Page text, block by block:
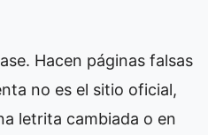
Hacen páginas falsas
no es el sitio oficial,
letrita cambiada o en